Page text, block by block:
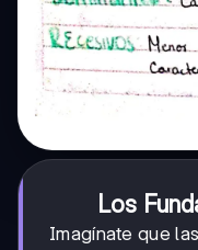
Los
Imagínate que